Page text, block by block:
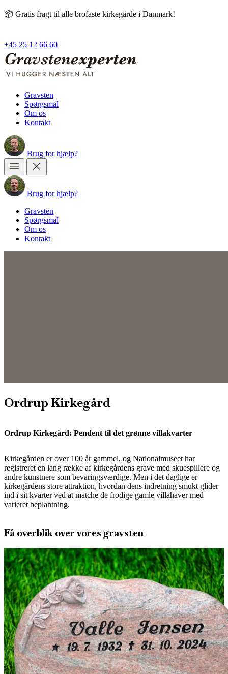
📦 Gratis fragt til alle brofaste kirkegårde i Danmark!
+45 25 12 66 60
Gravsten
Spørgsmål
Om os
Kontakt
Brug forhjælp?
Brug forhjælp?
Gravsten
Spørgsmål
Om os
Kontakt
Ordrup Kirkegård
Ordrup Kirkegård: Pendent til det grønne villakvarter
Kirkegården er over 100 år gammel, og Nationalmuseet har
registreret en lang række af kirkegårdens grave med skuespillere og
andre kunstnere som bevaringsværdige. Men i det daglige er
kirkegårdens store attraktion, hvordan dens indretning smukt glider
ind i sit kvarter ved at matche de frodige gamle villahaver med
varieret beplantning.
Få overblik over vores gravsten